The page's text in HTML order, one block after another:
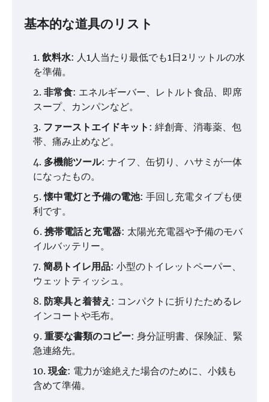
基本的な道具のリスト
飲料水: 人1人当たり最低でも1日2リットルの水
を準備。
非常食: エネルギーバー、レトルト食品、即席
スープ、カンパンなど。
ファーストエイドキット : 絆創膏、消毒薬、包
帯、痛み止めなど。
多機能ツール: ナイフ、缶切り、ハサミが一体
になったもの。
懐中電灯と予備の電池: 手回し充電タイプも便
利です。
携帯電話と充電器: 太陽光充電器や予備のモバ
イルバッテリー。
簡易トイレ用品: 小型のトイレットペーパー、
ウェットティッシュ。
防寒具と着替え : コンパクトに折りたためるレ
インコートや毛布。
重要な書類のコピー: 身分証明書、保険証、緊
急連絡先。
現金: 電力が途絶えた場合のために、小銭も
含めて準備。